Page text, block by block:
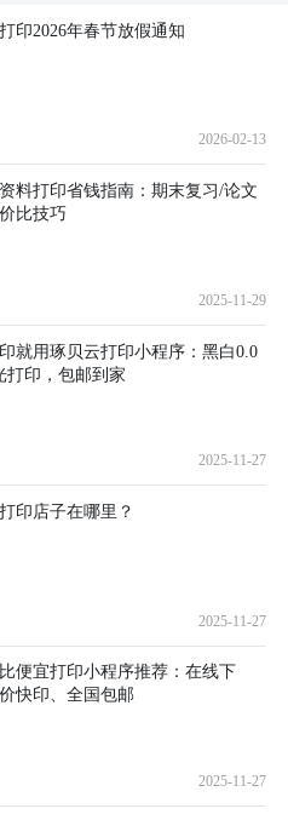
印2026年春节放假通知
2026-02-13
料打印省钱指南：期末复习/论文
比技巧
2025-11-29
就用琢贝云打印小程序：黑白0.0
打印，包邮到家
2025-11-27
印店子在哪里？
2025-11-27
便宜打印小程序推荐：在线下
快印、全国包邮
2025-11-27